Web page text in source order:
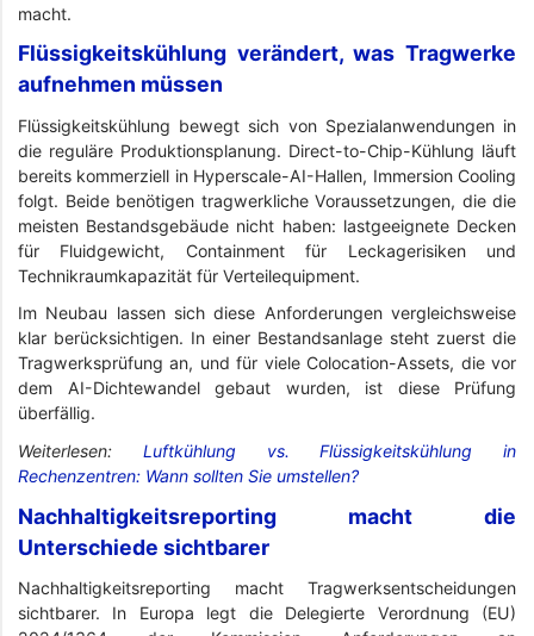
macht.
Flüssigkeitskühlung verändert, was Tragwerke
aufnehmen müssen
Flüssigkeitskühlung bewegt sich von Spezialanwendungen in
die reguläre Produktionsplanung. Direct-to-Chip-Kühlung läuft
bereits kommerziell in Hyperscale-AI-Hallen, Immersion Cooling
folgt. Beide benötigen tragwerkliche Voraussetzungen, die die
meisten Bestandsgebäude nicht haben: lastgeeignete Decken
für Fluidgewicht, Containment für Leckagerisiken und
Technikraumkapazität für Verteilequipment.
Im Neubau lassen sich diese Anforderungen vergleichsweise
klar berücksichtigen. In einer Bestandsanlage steht zuerst die
Tragwerksprüfung an, und für viele Colocation-Assets, die vor
dem AI-Dichtewandel gebaut wurden, ist diese Prüfung
überfällig.
Weiterlesen: Luftkühlung vs. Flüssigkeitskühlung in
Rechenzentren: Wann sollten Sie umstellen?
Nachhaltigkeitsreporting macht die
Unterschiede sichtbarer
Nachhaltigkeitsreporting macht Tragwerksentscheidungen
sichtbarer. In Europa legt die Delegierte Verordnung (EU)